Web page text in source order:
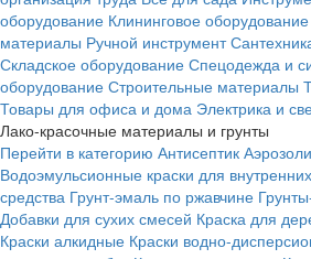
оборудование Клининговое оборудование
материалы Ручной инструмент
Складское оборудование Спецодежда и
оборудование Строительные материалы
Товары для офиса и дома Электрика и
Лако-красочные материалы и грунты
Перейти в категорию Антисептик Аэрозоли
Водоэмульсионные краски для
средства Грунт-эмаль по ржавчине
Добавки для сухих смесей Краска для
Краски алкидные Краски водно-